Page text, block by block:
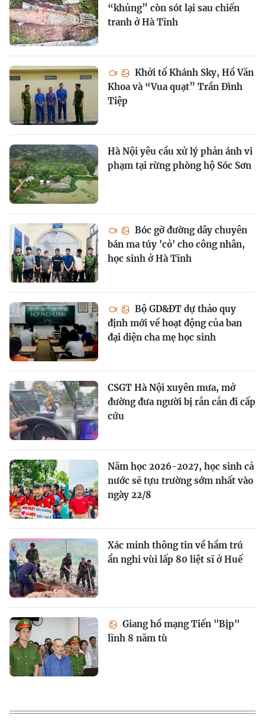
“khủng” còn sót lại sau chiến
tranh ở Hà Tĩnh
Khởi tố Khánh Sky, Hồ Văn
Khoa và “Vua quạt” Trần Đình
Tiệp
Hà Nội yêu cầu xử lý phản ánh vi
phạm tại rừng phòng hộ Sóc Sơn
Bóc gỡ đường dây chuyên
bán ma túy 'cỏ' cho công nhân,
học sinh ở Hà Tĩnh
Bộ GD&ĐT dự thảo quy
định mới về hoạt động của ban
đại diện cha mẹ học sinh
CSGT Hà Nội xuyên mưa, mở
đường đưa người bị rắn cắn đi cấp
cứu
Năm học 2026-2027, học sinh cả
nước sẽ tựu trường sớm nhất vào
ngày 22/8
Xác minh thông tin về hầm trú
ẩn nghi vùi lấp 80 liệt sĩ ở Huế
Giang hồ mạng Tiến "Bịp"
lĩnh 8 năm tù